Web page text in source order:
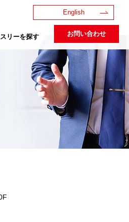
リーを探す お問い合わせ
English